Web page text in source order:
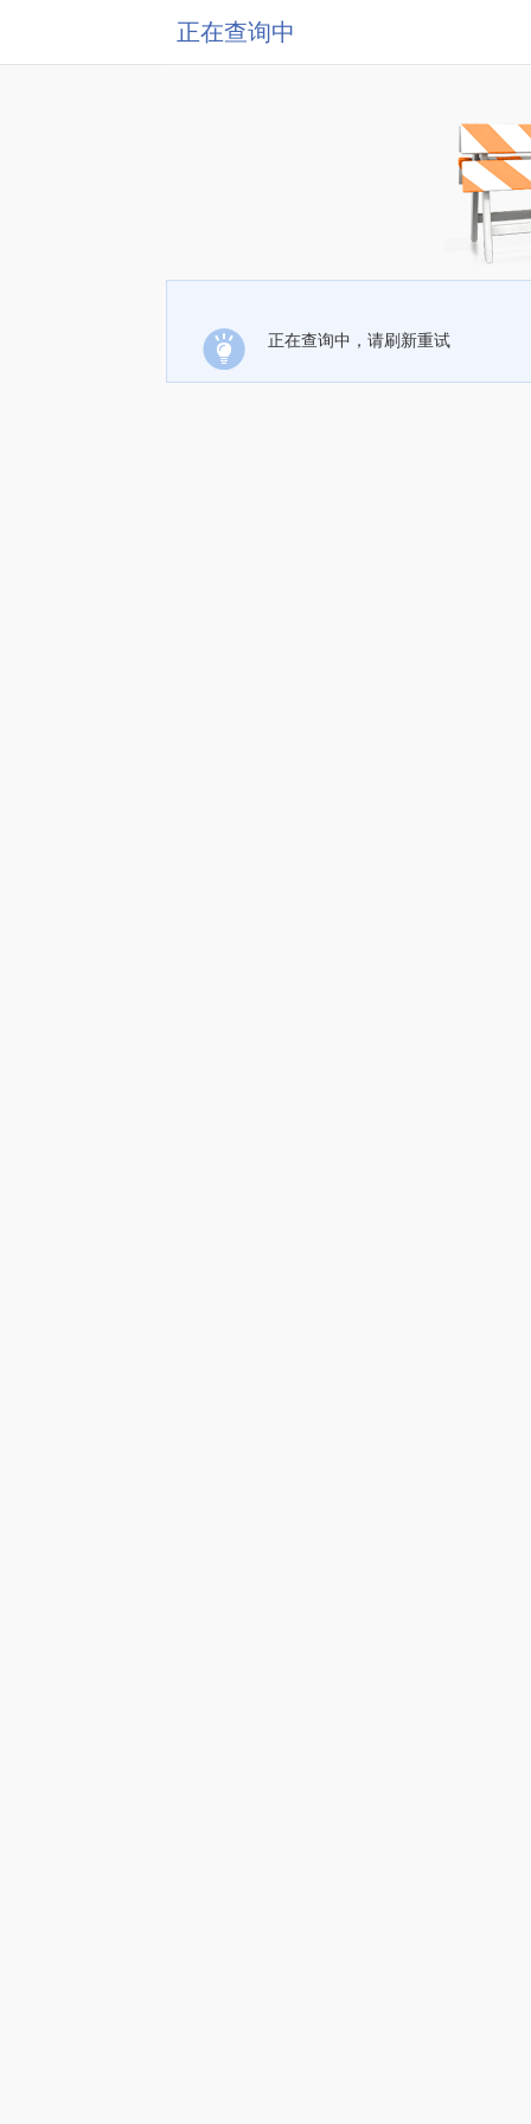
正在查询中
正在查询中，请刷新重试